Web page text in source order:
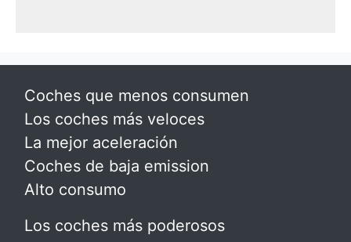
Coches que menos consumen
Los coches más veloces
La mejor aceleración
Coches de baja emission
Alto consumo
Los coches más poderosos